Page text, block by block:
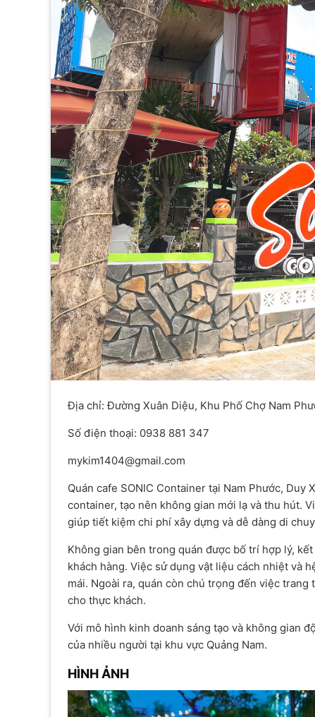
Địa chỉ: Đường Xuân Diệu, Khu Phố Chợ Nam
Số điện thoại: 0938 881 347
mykim1404@gmail.com
Quán cafe SONIC Container tại Nam Phước,
container, tạo nên không gian mới lạ và thu hút.
giúp tiết kiệm chi phí xây dựng và dễ dàng di
Không gian bên trong quán được bố trí hợp lý,
khách hàng. Việc sử dụng vật liệu cách nhiệt và
mái. Ngoài ra, quán còn chú trọng đến việc
cho thực khách.
Với mô hình kinh doanh sáng tạo và không gian
của nhiều người tại khu vực Quảng Nam.
HÌNH ẢNH